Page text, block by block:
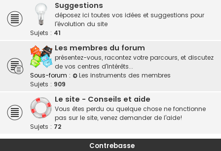
Suggestions
déposez ici toutes vos idées et suggestions pour
l'évolution du site
Sujets : 41
Les membres du forum
présentez-vous, racontez votre parcours, et discutez
de vos centres d'intérêts...
Sous-forum :
Les instruments des membres
Sujets : 909
Le site - Conseils et aide
Vous êtes perdu ou quelque chose ne fonctionne
pas sur le site, venez demander de l'aide!
Sujets : 72
Contrebasse